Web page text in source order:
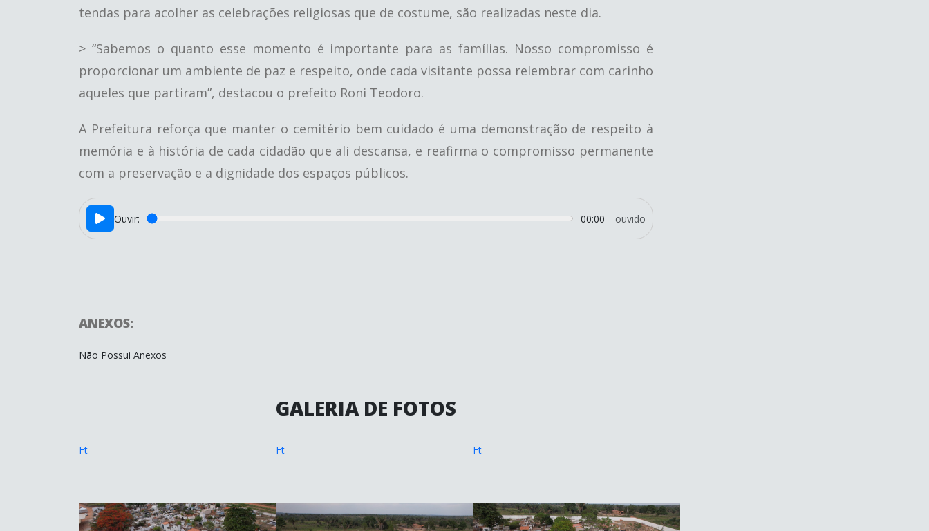
tendas para acolher as celebrações religiosas que de costume, são realizadas neste dia.
> “Sabemos o quanto esse momento é importante para as famílias. Nosso compromisso é
proporcionar um ambiente de paz e respeito, onde cada visitante possa relembrar com carinho
aqueles que partiram”, destacou o prefeito Roni Teodoro.
A Prefeitura reforça que manter o cemitério bem cuidado é uma demonstração de respeito à
memória e à história de cada cidadão que ali descansa, e reafirma o compromisso permanente
com a preservação e a dignidade dos espaços públicos.
Ouvir: 00:00 ouvido
ANEXOS:
Não Possui Anexos
GALERIA DE FOTOS
Ft Ft Ft